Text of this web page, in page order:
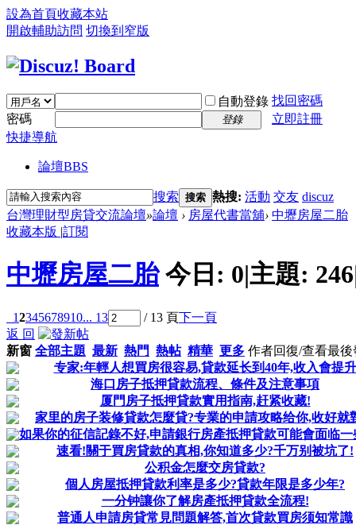
設為首頁收藏本站
開啟輔助訪問 切換到窄版
自動登錄 找回密碼
密碼
登錄
立即註冊
快捷導航
論壇BBS
搜索 搜索 熱搜: 活動 交友 discuz
台灣理財型房貸交流論壇»論壇 › 房屋代書當舖› 中壢房屋二胎
收藏本版 |訂閱
中壢房屋二胎 今日: 0|主題: 246
12345678910... 13 / 13 頁下一頁
返 回
新窗 全部主題 最新 熱門 熱帖 精華 更多 作者回復/查看最後
专家:年輕人想買房很容易,貸款延长到40年,收入會提升
海口房子抵押貸款流程、條件及注意事項
厦門房子抵押貸款實用指南,赶紧收藏!
家里的房子装修貸款怎麼貸?专業的申請攻略给你,收好就
如果你的征信記錄不好,申請銀行房產抵押貸款可能會面临一
速看!關于買房貸款的真相,你知道多少?千万别被坑了!
公积金怎麼交房貸款?
個人房屋抵押貸款利率是多少?貸款年限是多少年?
一分钟讓你了解房產抵押貸款全流程!
普通人申請房貸常見問題解答,首次貸款買房须知常識